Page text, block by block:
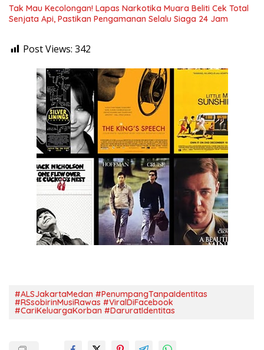
Tak Mau Kecolongan! Lapas Narkotika Muara Beliti Cek Total
Senjata Api, Pastikan Pengamanan Selalu Siaga 24 Jam
Post Views: 342
#ALSJakartaMedan #PenumpangTanpaIdentitas
#RSsobirinMusiRawas #ViralDiFacebook
#CariKeluargaKorban #DaruratIdentitas